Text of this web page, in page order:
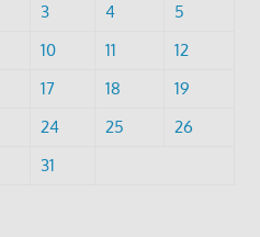
3 4
5
10 11
12
17 18
19
24 25
26
31